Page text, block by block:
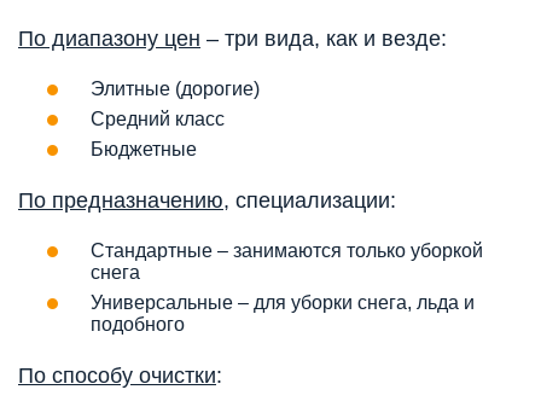
По диапазону цен – три вида, как и везде:
Элитные (дорогие)
Средний класс
Бюджетные
По предназначению, специализации:
Стандартные – занимаются только уборкой
снега
Универсальные – для уборки снега, льда и
подобного
По способу очистки: